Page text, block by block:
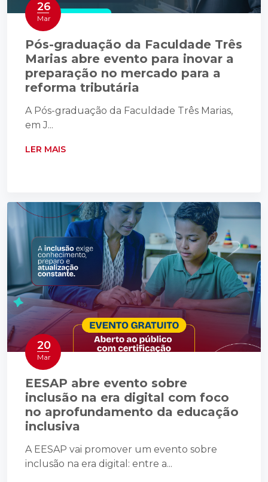
26
Mar
Pós-graduação da Faculdade Três
Marias abre evento para inovar a
preparação no mercado para a
reforma tributária
A Pós-graduação da Faculdade Três Marias,
em J...
LER MAIS
20
Mar
EESAP abre evento sobre
inclusão na era digital com foco
no aprofundamento da educação
inclusiva
A EESAP vai promover um evento sobre
inclusão na era digital: entre a...